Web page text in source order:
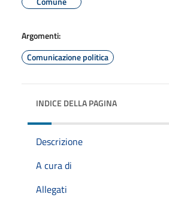
Argomenti:
Comunicazione politica
INDICE DELLA PAGINA
Descrizione
A cura di
Allegati